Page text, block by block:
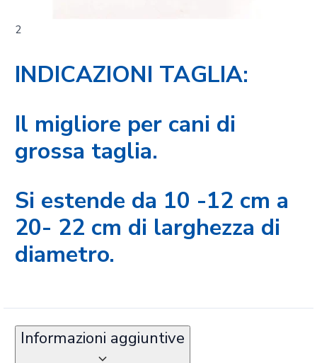
2
INDICAZIONI TAGLIA:
Il migliore per cani di
grossa taglia.
Si estende da 10 -12 cm a
20- 22 cm di larghezza di
diametro.
Informazioni aggiuntive